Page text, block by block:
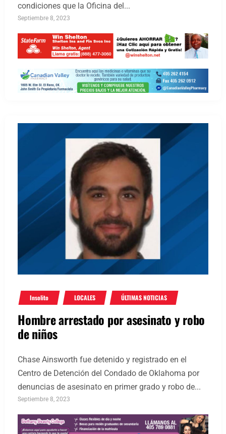
condiciones que la Oficina del...
Septiembre 8, 2023
Insolito LOCALES ÚLTIMAS NOTICIAS
Hombre arrestado por asesinato y robo
de niños
Chase Ainsworth fue detenido y registrado en el
Centro de Detención del Condado de Oklahoma por
denuncias de asesinato en primer grado y robo de...
Septiembre 8, 2023